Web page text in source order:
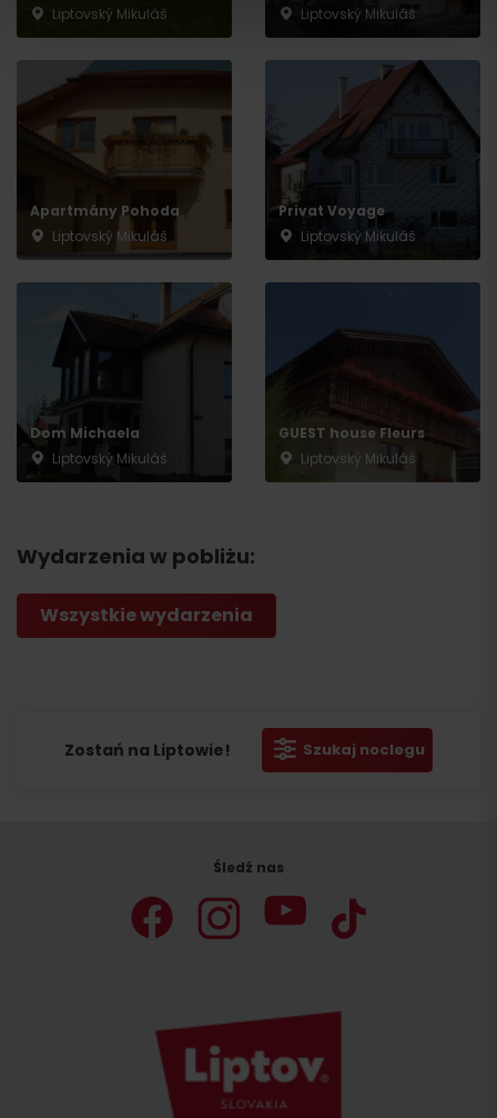
Liptovský Mikuláš
Liptovský Mikuláš
Apartmány Pohoda
Liptovský Mikuláš
Privat Voyage
Liptovský Mikuláš
Dom Michaela
Liptovský Mikuláš
GUEST house Fleurs
Liptovský Mikuláš
Wydarzenia w pobliżu:
Wszystkie wydarzenia
Zostań na Liptowie! Szukaj noclegu
Śledź nas